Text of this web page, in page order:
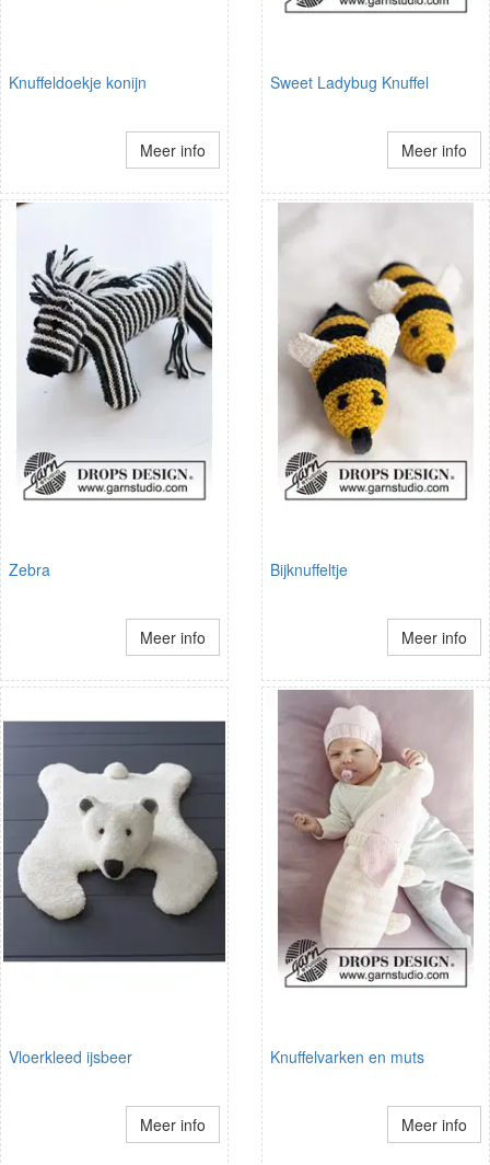
Knuffeldoekje konijn
Meer info
Sweet Ladybug Knuffel
Meer info
Zebra
Meer info
Bijknuffeltje
Meer info
Vloerkleed ijsbeer
Meer info
Knuffelvarken en muts
Meer info